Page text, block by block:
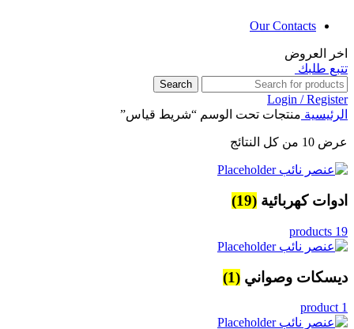
Our Contacts
اخر العروض
تتبع طلبك
Search
Login / Register
الرئيسية منتجات تحت الوسم “شريط قياس”
عرض ⁦10⁩ من كل النتائج
ادوات كهربائية (19)
19 products
ديسكات وصواني (1)
1 product